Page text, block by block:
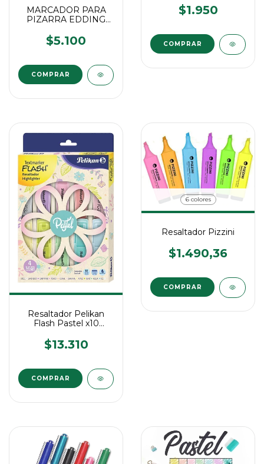
MARCADOR PARA
PIZARRA EDDING
$5.100
COMPRAR
$1.950
COMPRAR
Resaltador Pelikan
Flash Pastel x10
$13.310
6 colores
Resaltador Pizzini
$1.490,36
COMPRAR